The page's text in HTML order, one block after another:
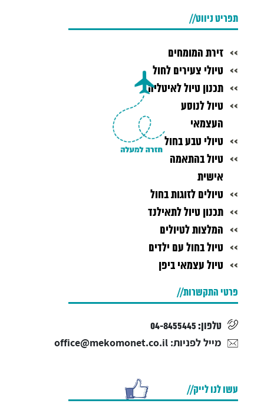
תפריט ניווט
זירת המומחים
טיולי צעירים לחול
תכנון טיול לאיטליה
טיול לנוסע
העצמאי
טיולי טבע בחול
טיול בהתאמה
אישית
טיולים לזוגות בחול
תכנון טיול לתאילנד
המלצות לטיולים
טיול בחול עם ילדים
טיול עצמאי ביפן
פרטי התקשרות
טלפון: 04-8455445
מייל לפניות: office@mekomonet.co.il
עשו לנו לייק